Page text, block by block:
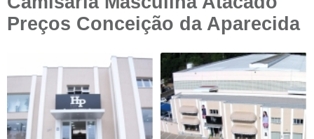
Preços Conceição da Aparecida